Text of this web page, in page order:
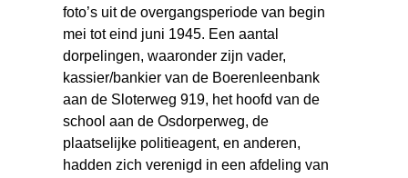
foto’s uit de overgangsperiode van begin
mei tot eind juni 1945. Een aantal
dorpelingen, waaronder zijn vader,
kassier/bankier van de Boerenleenbank
aan de Sloterweg 919, het hoofd van de
school aan de Osdorperweg, de
plaatselijke politieagent, en anderen,
hadden zich verenigd in een afdeling van